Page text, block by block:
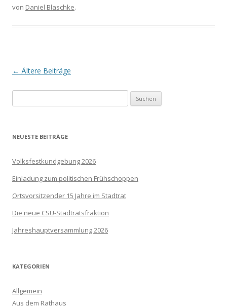
von Daniel Blaschke.
Beitrags-
← Ältere Beiträge
nach:
NEUESTE BEITRÄGE
Volksfestkundgebung 2026
Einladung zum politischen Frühschoppen
Ortsvorsitzender 15 Jahre im Stadtrat
Die neue CSU-Stadtratsfraktion
Jahreshauptversammlung 2026
KATEGORIEN
Allgemein
Aus dem Rathaus